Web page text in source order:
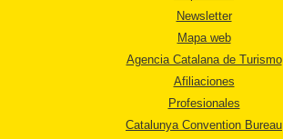
Newsletter
Mapa web
Agencia Catalana de Turismo
Afiliaciones
Profesionales
Catalunya Convention Bureau